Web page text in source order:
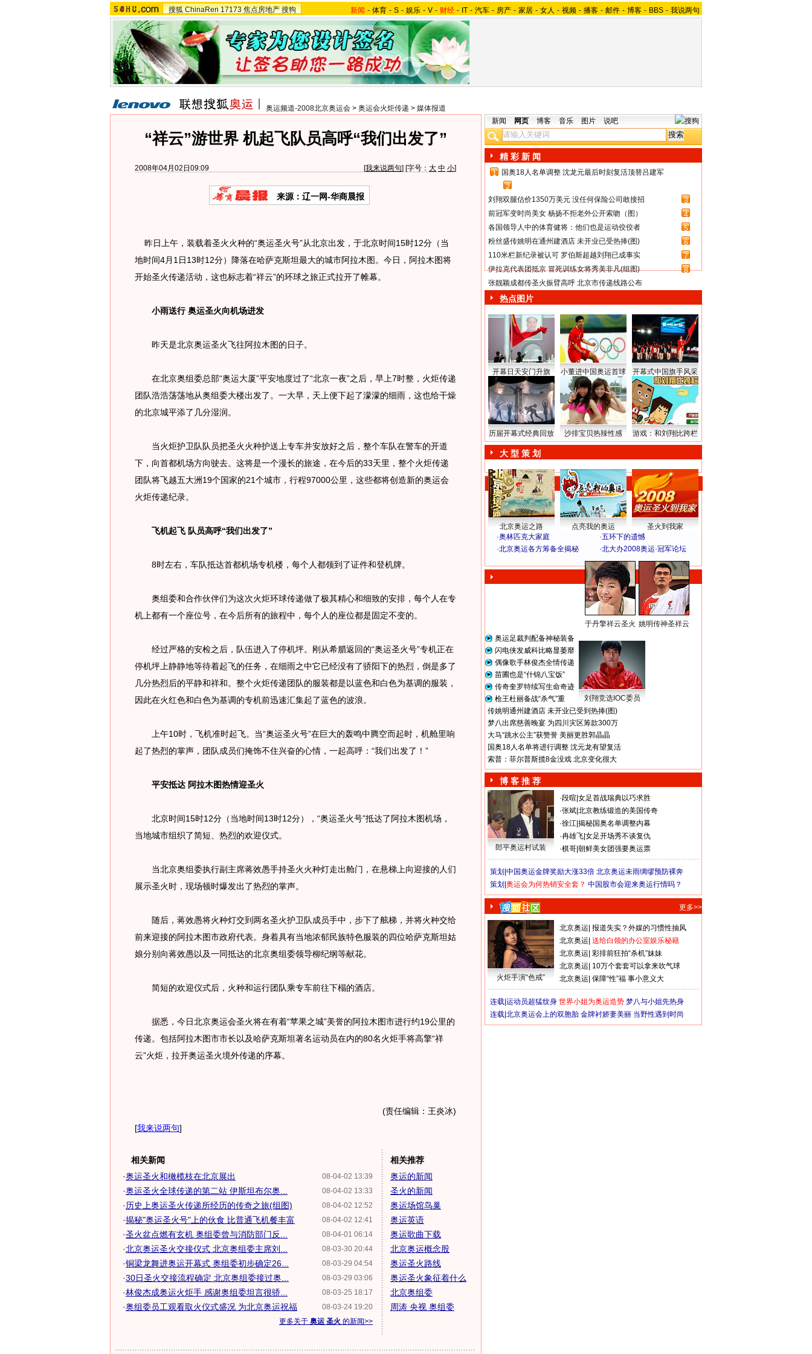
搜狐 ChinaRen 17173 焦点房地产 搜狗 新闻 - 体育 - S - 娱乐 - V - 财经 - IT - 汽车 - 房产 - 家居 - 女人 - 视频 - 播客 - 邮件 - 博客 - BBS - 我说两句
奥运频道-2008北京奥运会 > 奥运会火炬传递 > 媒体报道
“祥云”游世界 机起飞队员高呼“我们出发了”
2008年04月02日09:09 [我来说两句] [字号： 大 中 小]
来源：辽一网-华商晨报
昨日上午，装载着圣火火种的“奥运圣火号”从北京出发，于北京时间15时12分（当
地时间4月1日13时12分）降落在哈萨克斯坦最大的城市阿拉木图。今日，阿拉木图将
开始圣火传递活动，这也标志着“祥云”的环球之旅正式拉开了帷幕。
小雨送行 奥运圣火向机场进发
昨天是北京奥运圣火飞往阿拉木图的日子。
在北京奥组委总部“奥运大厦”平安地度过了“北京一夜”之后，早上7时整，火炬传递
团队浩浩荡荡地从奥组委大楼出发了。一大早，天上便下起了濛濛的细雨，这也给干燥
的北京城平添了几分湿润。
当火炬护卫队队员把圣火火种护送上专车并安放好之后，整个车队在警车的开道
下，向首都机场方向驶去。这将是一个漫长的旅途，在今后的33天里，整个火炬传递
团队将飞越五大洲19个国家的21个城市，行程97000公里，这些都将创造新的奥运会
火炬传递纪录。
飞机起飞 队员高呼“我们出发了”
8时左右，车队抵达首都机场专机楼，每个人都领到了证件和登机牌。
奥组委和合作伙伴们为这次火炬环球传递做了极其精心和细致的安排，每个人在专
机上都有一个座位号，在今后所有的旅程中，每个人的座位都是固定不变的。
经过严格的安检之后，队伍进入了停机坪。刚从希腊返回的“奥运圣火号”专机正在
停机坪上静静地等待着起飞的任务，在细雨之中它已经没有了骄阳下的热烈，倒是多了
几分热烈后的平静和祥和。整个火炬传递团队的服装都是以蓝色和白色为基调的服装，
因此在火红色和白色为基调的专机前迅速汇集起了蓝色的波浪。
上午10时，飞机准时起飞。当“奥运圣火号”在巨大的轰鸣中腾空而起时，机舱里响
起了热烈的掌声，团队成员们掩饰不住兴奋的心情，一起高呼：“我们出发了！”
平安抵达 阿拉木图热情迎圣火
北京时间15时12分（当地时间13时12分），“奥运圣火号”抵达了阿拉木图机场，
当地城市组织了简短、热烈的欢迎仪式。
当北京奥组委执行副主席蒋效愚手持圣火火种灯走出舱门，在悬梯上向迎接的人们
展示圣火时，现场顿时爆发出了热烈的掌声。
随后，蒋效愚将火种灯交到两名圣火护卫队成员手中，步下了舷梯，并将火种交给
前来迎接的阿拉木图市政府代表。身着具有当地浓郁民族特色服装的四位哈萨克斯坦姑
娘分别向蒋效愚以及一同抵达的北京奥组委领导柳纪纲等献花。
简短的欢迎仪式后，火种和运行团队乘专车前往下榻的酒店。
据悉，今日北京奥运会圣火将在有着“苹果之城”美誉的阿拉木图市进行约19公里的
传递。包括阿拉木图市市长以及哈萨克斯坦著名运动员在内的80名火炬手将高擎“祥
云”火炬，拉开奥运圣火境外传递的序幕。
(责任编辑：王炎冰)
[我来说两句]
相关新闻
08-04-02 13:39
·奥运圣火和橄榄枝在北京展出
08-04-02 13:33
·奥运圣火全球传递的第二站 伊斯坦布尔奥...
08-04-02 12:52
· 历史上奥运圣火传递所经历的传奇之旅(组图)
08-04-02 12:41
·揭秘"奥运圣火号"上的伙食 比普通飞机餐丰富
08-04-01 06:14
·圣火盆点燃有玄机 奥组委曾与消防部门反...
08-03-30 20:44
·北京奥运圣火交接仪式 北京奥组委主席刘...
08-03-29 04:54
·铜梁龙舞进奥运开幕式 奥组委初步确定26...
08-03-29 03:06
·30日圣火交接流程确定 北京奥组委接过奥...
08-03-25 18:17
·林俊杰成奥运火炬手 感谢奥组委坦言很骄...
08-03-24 19:20
·奥组委员工观看取火仪式盛况 为北京奥运祝福
更多关于 奥运 圣火 的新闻>>
相关推荐
奥运的新闻
圣火的新闻
奥运场馆鸟巢
奥运英语
奥运歌曲下载
北京奥运概念股
奥运圣火路线
奥运圣火象征着什么
北京奥组委
周涛 央视 奥组委
新闻 网页 博客 音乐 图片 说吧
精 彩 新 闻
1
国奥18人名单调整 沈龙元最后时刻复活顶替吕建军
2
刘翔双腿估价1350万美元 没任何保险公司敢接招
3
前冠军变时尚美女 杨扬不拒老外公开索吻（图）
4
各国领导人中的体育健将：他们也是运动佼佼者
5
粉丝盛传姚明在通州建酒店 未开业已受热捧(图)
6
110米栏新纪录被认可 罗伯斯超越刘翔已成事实
7
伊拉克代表团抵京 冒死训练女将秀美非凡(组图)
8
张靓颖成都传圣火振臂高呼 北京市传递线路公布
热点图片
开幕日天安门升旗 小董进中国奥运首球 开幕式中国旗手风采
历届开幕式经典回放 沙排宝贝热辣性感 游戏：和刘翔比跨栏
大 型 策 划
北京奥运之路 点亮我的奥运
圣火到我家
·奥林匹克大家庭 ·五环下的遗憾
·北京奥运各方筹备全揭秘 ·北大办2008奥运·冠军论坛
于丹擎祥云圣火 姚明传神圣祥云
奥运足裁判配备神秘装备
闪电侠发威科比略显萎靡
偶像歌手林俊杰全情传递
苗圃也是“什锦八宝饭”
传奇奎罗特续写生命奇迹
枪王杜丽备战“杀气”重
刘翔竞选IOC委员
传姚明通州建酒店 未开业已受到热捧(图)
梦八出席慈善晚宴 为四川灾区筹款300万
大马“跳水公主”获赞誉 美丽更胜郭晶晶
国奥18人名单将进行调整 沈元龙有望复活
索普：菲尔普斯揽8金没戏 北京变化很大
博 客 推 荐
郎平奥运村试装
·段暄 女足首战瑞典以巧求胜
·张斌 北京教练锻造的美国传奇
·徐江 揭秘国奥名单调整内幕
·冉雄飞 女足开场秀不谈复仇
·棋哥 朝鲜美女团强要奥运票
策划| 中国奥运金牌奖励大涨33倍 北京奥运未雨绸缪预防裸奔
策划| 奥运会为何热销安全套？ 中国股市会迎来奥运行情吗？
更多>>
火炬手演“色戒”
北京奥运 报道失实？外媒的习惯性抽风
北京奥运 送给白领的办公室娱乐秘籍
北京奥运 彩排前狂拍“杀机”妹妹
北京奥运 10万个套套可以拿来吹气球
北京奥运 保障“性”福 事小意义大
连载| 运动员超猛纹身 世界小姐为奥运造势 梦八与小姐先热身
连载| 北京奥运会上的双胞胎 金牌衬娇妻美丽 当野性遇到时尚